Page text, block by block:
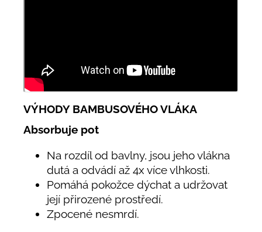
VÝHODY BAMBUSOVÉHO VLÁKA
Absorbuje pot
Na rozdíl od bavlny, jsou jeho vlákna
dutá a odvádí až 4x více vlhkosti.
Pomáhá pokožce dýchat a udržovat
její přirozené prostředí.
Zpocené nesmrdí.